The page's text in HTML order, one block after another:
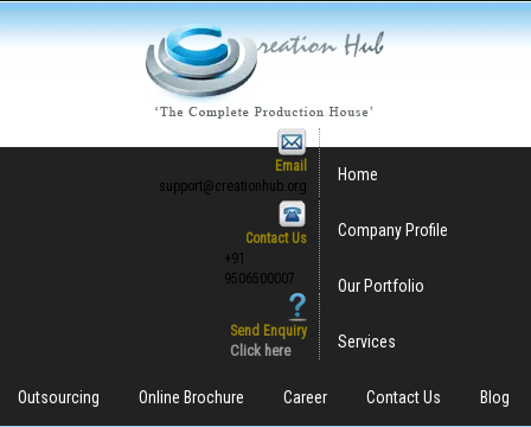
Email
support@creationhub.org
Contact Us
+91
9506500007
Send Enquiry
Click here
Home
Company Profile
Our Portfolio
Services
Outsourcing Online Brochure Career Contact Us Blog